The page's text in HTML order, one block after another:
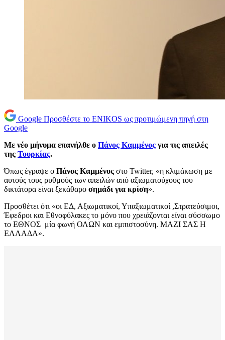
Google Προσθέστε το ENIKOS ως προτιμώμενη πηγή στη
Google
Με νέο μήνυμα επανήλθε ο Πάνος Καμμένος για τις απειλές
της Τουρκίας.
Όπως έγραψε ο Πάνος Καμμένος στο Twitter, «η κλιμάκωση με
αυτούς τους ρυθμούς των απειλών από αξιωματούχους του
δικτάτορα είναι ξεκάθαρο σημάδι για κρίση».
Προσθέτει ότι «οι ΕΔ, Αξιωματικοί, Υπαξιωματικοί ,Στρατεύσιμοι,
Έφεδροι και Εθνοφύλακες το μόνο που χρειάζονται είναι σύσσωμο
το ΕΘΝΟΣ μία φωνή ΟΛΩΝ και εμπιστοσύνη. ΜΑΖΙ ΣΑΣ Η
ΕΛΛΑΔΑ».